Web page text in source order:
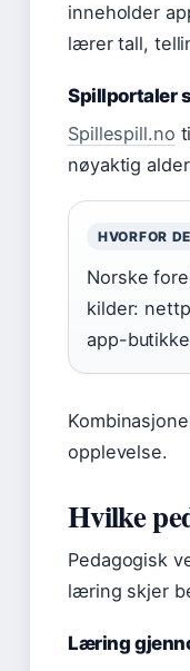
inneholder
lærer tall,
Spillportaler
Spillespill.no
nøyaktig
HVORFOR
Norske
kilder:
app-
opplevelse.
Hvilke
Pedagogisk
læring skjer
Læring